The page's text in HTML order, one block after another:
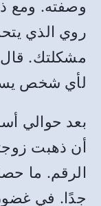
وصفته. ومع
روي الذي
مشكلتك.
لأي شخص
بعد حوالي
أن ذهبت
الرقم. ما
جدًا. في